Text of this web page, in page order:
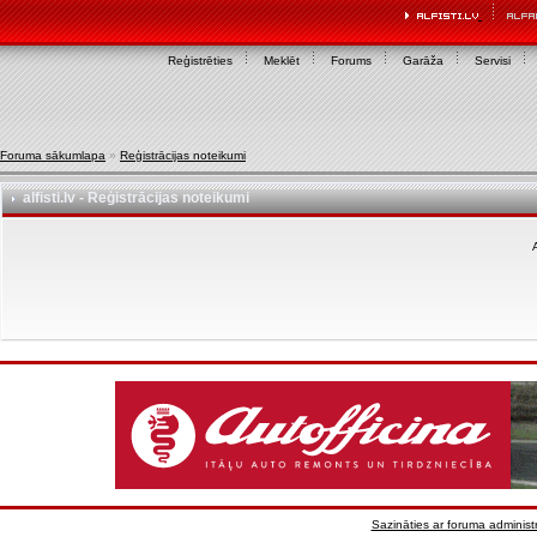
Reģistrēties Meklēt Forums Garāža Servisi
Foruma sākumlapa » Reģistrācijas noteikumi
alfisti.lv - Reģistrācijas noteikumi
Sazināties ar foruma